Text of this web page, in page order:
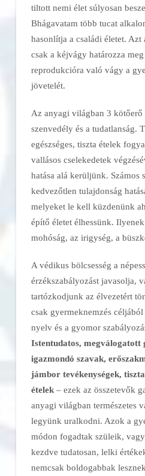
tiltott nemi élet súlyosan
Bhágavatam több tucat
hasonlítja a családi életet. Azt
csak a kéjvágy határozza meg
reprodukcióra való vágy a
jövetelét.
Az anyagi világban 3
szenvedély és a tudatlanság.
egészséges, tiszta ételek
vallásos cselekedetek
hatása alá kerüljünk. Számos
kedvezőtlen tulajdonság
melyeket le kell küzdenünk
építő életet élhessünk.
mohóság, az irigység, a
A védikus bölcsesség a
érzékszabályozást javasolja,
tartózkodjunk az élvezetért
csak gyermeknemzés
nyelv és a gyomor
Istentudatos, megválogatott
igazmondó szavak,
jámbor tevékenységek,
ételek– ezek az összetevők
anyagi világban természetes
legyünk uralkodni. Azok a
módon fogadtak szüleik,
kezdve tudatosan, lelki
nemcsak boldogabbak